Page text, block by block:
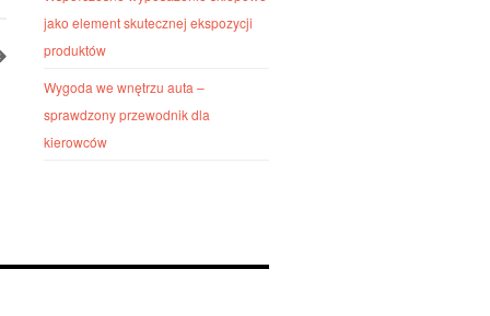
jako element skutecznej ekspozycji
produktów
Wygoda we wnętrzu auta –
sprawdzony przewodnik dla
kierowców